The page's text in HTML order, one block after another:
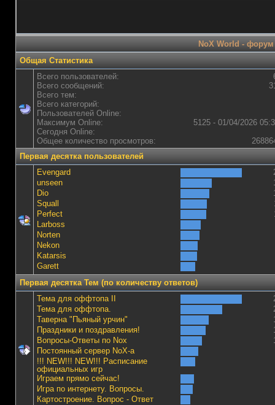
NoX World - форум
Общая Статистика
Всего пользователей:
Всего сообщений:
Всего тем:
Всего категорий:
Пользователей Online:
Максимум Online:
5125 - 01/04/2026
Сегодня Online:
Общее количество просмотров:
Первая десятка пользователей
Evengard
unseen
Dio
Squall
Perfect
Lаrboss
Norten
Nekon
Katarsis
Garett
Первая десятка Тем (по количеству ответов)
Тема для оффтопа II
Тема для оффтопа.
Таверна "Пьяный урчин"
Праздники и поздравления!
Вопросы-Ответы по Nox
Постоянный сервер NoX-а
!!! NEW!!! NEW!!! Расписание
официальных игр
Играем прямо сейчас!
Игра по интернету. Вопросы.
Картостроение. Вопрос - Ответ